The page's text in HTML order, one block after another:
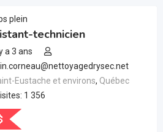
plein
technicien
y a 3 ans
Eustache et environs, Québec
1 356